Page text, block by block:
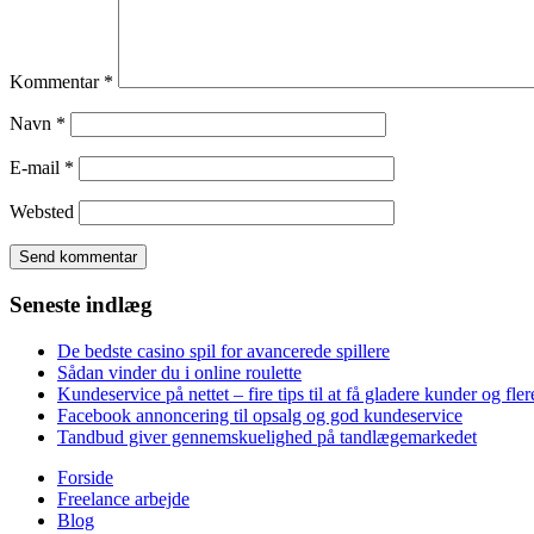
Kommentar *
Navn *
E-mail *
Websted
Seneste indlæg
De bedste casino spil for avancerede spillere
Sådan vinder du i online roulette
Kundeservice på nettet – fire tips til at få gladere kunder og
Facebook annoncering til opsalg og god kundeservice
Tandbud giver gennemskuelighed på tandlægemarkedet
Forside
Freelance arbejde
Blog